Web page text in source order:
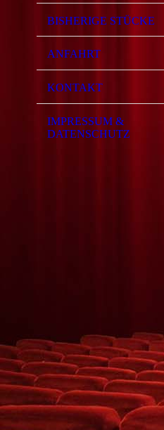
BISHERIGE STÜCKE
ANFAHRT
KONTAKT
IMPRESSUM &
DATENSCHUTZ